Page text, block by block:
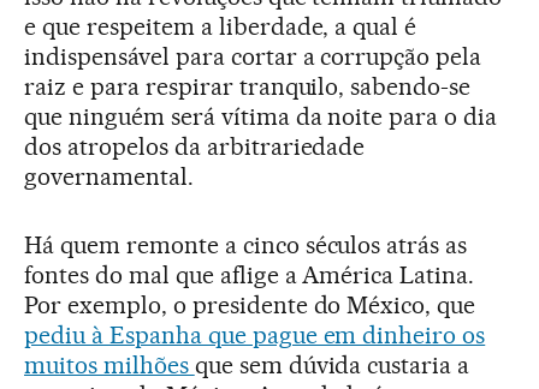
e que respeitem a liberdade, a qual é
indispensável para cortar a corrupção pela
raiz e para respirar tranquilo, sabendo-se
que ninguém será vítima da noite para o dia
dos atropelos da arbitrariedade
governamental.
Há quem remonte a cinco séculos atrás as
fontes do mal que aflige a América Latina.
Por exemplo, o presidente do México, que
pediu à Espanha que pague em dinheiro os
muitos milhões que sem dúvida custaria a